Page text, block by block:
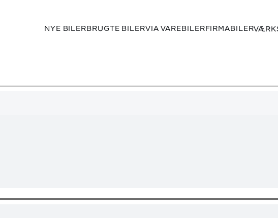
NYE BILER BRUGTE BILERVIA VAREBILER FIRMABILER